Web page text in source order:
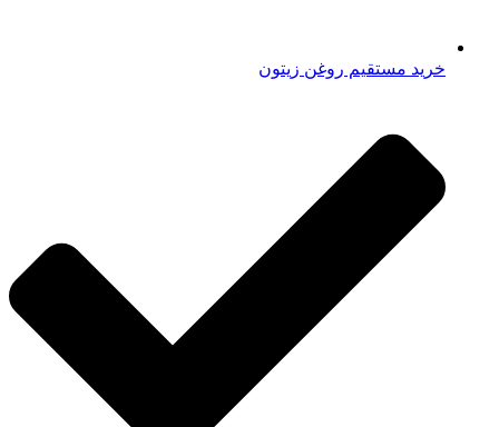
خرید مستقیم روغن زیتون